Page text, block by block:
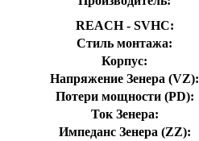
REACH - SVHC:
Стиль монтажа:
Корпус:
Напряжение Зенера (VZ):
Потери мощности (PD):
Ток Зенера:
Импеданс Зенера (ZZ):